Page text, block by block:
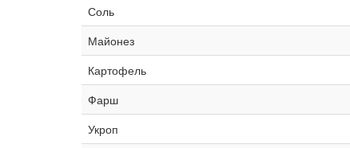
Соль
Майонез
Картофель
Фарш
Укроп